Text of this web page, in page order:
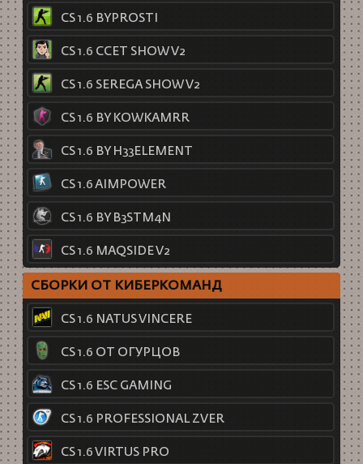
CS 1.6 BYPROSTI
CS 1.6 CCET SHOW V2
CS 1.6 SEREGA SHOW V2
CS 1.6 BY KOWKAMRR
CS 1.6 BY H33ELEMENT
CS 1.6 AIMPOWER
CS 1.6 BY B3STM4N
CS 1.6 MAQSIDE V2
СБОРКИ ОТ КИБЕРКОМАНД
CS 1.6 NATUS VINCERE
CS 1.6 ОТ ОГУРЦОВ
CS 1.6 ESC GAMING
CS 1.6 PROFESSIONAL ZVER
CS 1.6 VIRTUS PRO